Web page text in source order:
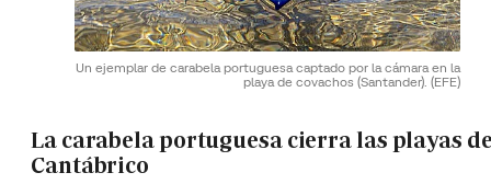
Un ejemplar de carabela portuguesa captado por la cámara en la
playa de covachos (Santander). (EFE)
La carabela portuguesa cierra las playas
Cantábrico